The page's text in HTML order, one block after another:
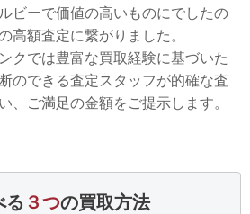
ビーで価値の高いものにでしたの
高額査定に繋がりました。
クでは豊富な買取経験に基づいた
のできる査定スタッフが的確な査
、ご満足の金額をご提示します。
る ３つの買取方法